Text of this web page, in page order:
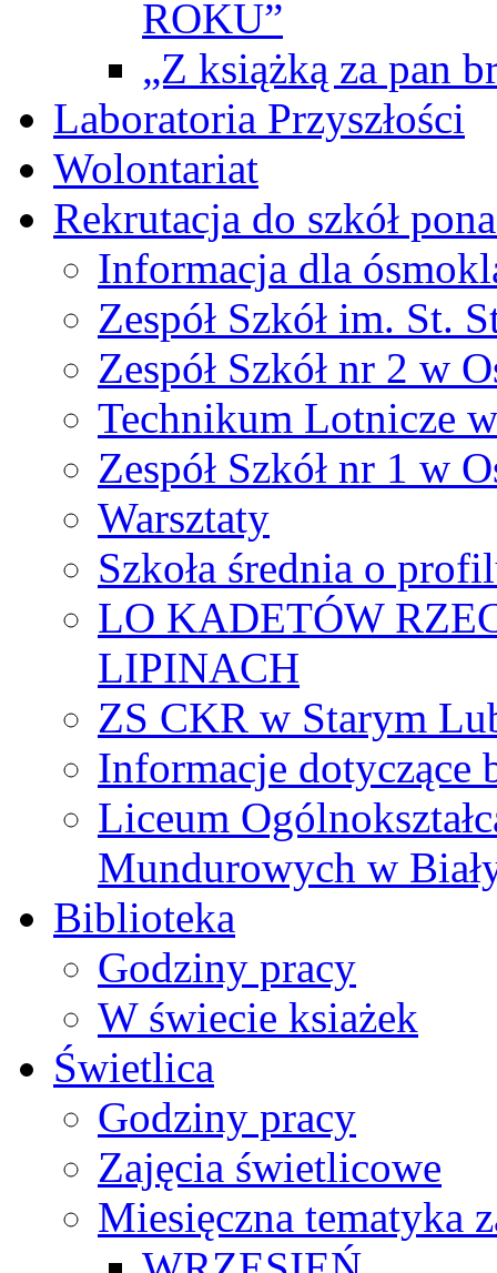
ROKU”
„Z książką za pan
Laboratoria Przyszłości
Wolontariat
Rekrutacja do szkół
Informacja dla
Zespół Szkół im. St.
Zespół Szkół nr 2 w
Technikum Lotnicze
Zespół Szkół nr 1 w
Warsztaty
Szkoła średnia o
LO KADETÓW
LIPINACH
ZS CKR w Starym
Informacje dotyczące
Liceum
Mundurowych w
Biblioteka
Godziny pracy
W świecie ksiażek
Świetlica
Godziny pracy
Zajęcia świetlicowe
Miesięczna tematyka